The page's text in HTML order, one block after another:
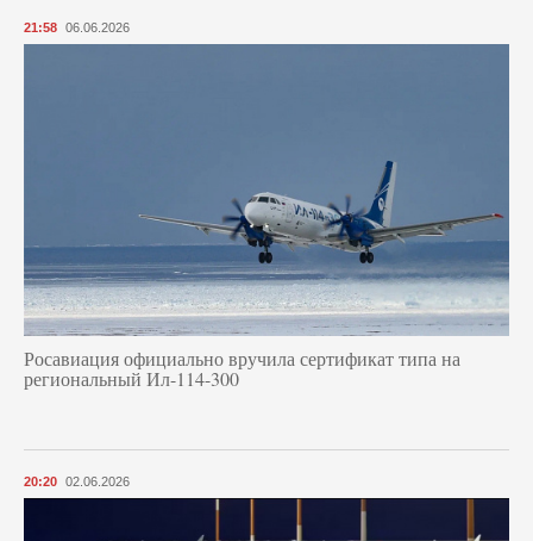
21:58 06.06.2026
Росавиация официально вручила сертификат типа на
региональный Ил-114-300
20:20 02.06.2026